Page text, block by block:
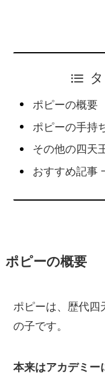
ポピーの概要
ポピーの手持
その他の四天
おすすめ記事
ポピーの概要
ポピーは、歴代四
の子です。
本来はアカデミー